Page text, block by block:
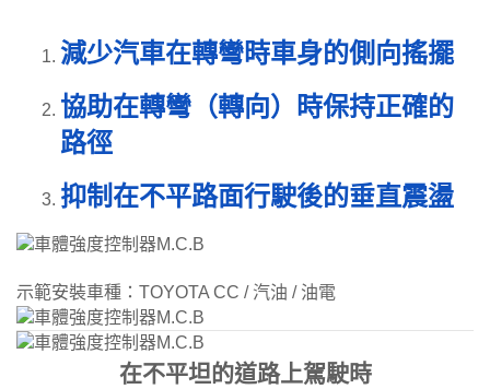
減少汽車在轉彎時車身的側向搖擺
協助在轉彎（轉向）時保持正確的
路徑
抑制在不平路面行駛後的垂直震盪
示範安裝車種：TOYOTA CC / 汽油 / 油電
在不平坦的道路上駕駛時